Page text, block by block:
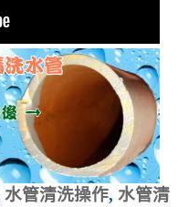
水管清洗操作, 水管清